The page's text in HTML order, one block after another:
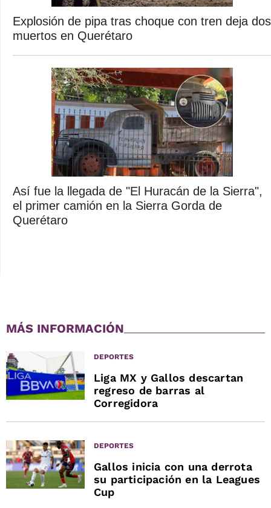
Explosión de pipa tras choque con tren deja dos
muertos en Querétaro
Así fue la llegada de "El Huracán de la Sierra",
el primer camión en la Sierra Gorda de
Querétaro
MÁS INFORMACIÓN
DEPORTES
Liga MX y Gallos descartan
regreso de barras al
Corregidora
DEPORTES
Gallos inicia con una derrota
su participación en la Leagues
Cup